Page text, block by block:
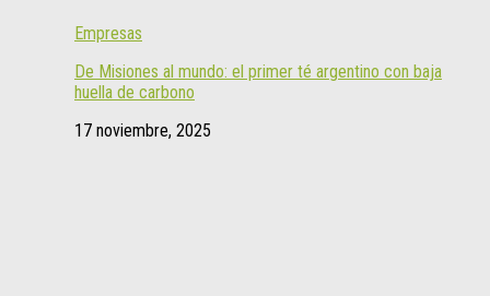
Empresas
De Misiones al mundo: el primer té argentino con baja
huella de carbono
17 noviembre, 2025